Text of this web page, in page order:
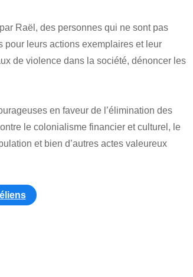
Raël, des personnes qui ne sont pas
pour leurs actions exemplaires et leur
de violence dans la société, dénoncer les
en faveur de l’élimination des
le colonialisme financier et culturel, le
et bien d’autres actes valeureux